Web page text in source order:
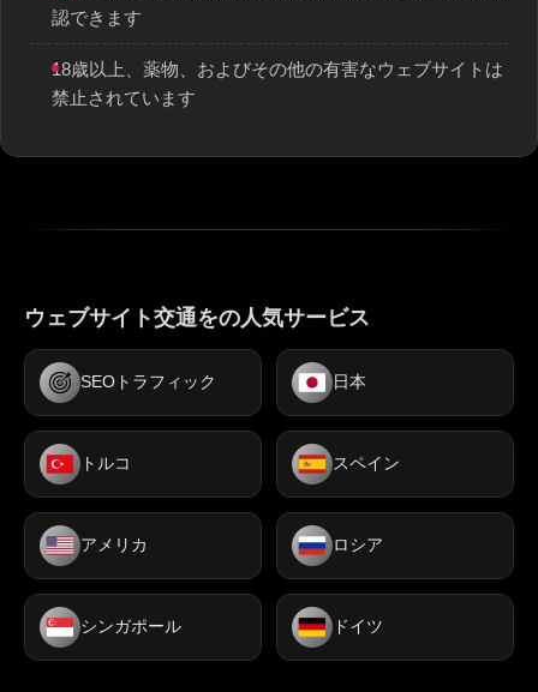
認できます
18歳以上、薬物、およびその他の有害なウェブサイトは
禁止されています
ウェブサイト交通をの人気サービス
SEOトラフィック 日本
トルコ スペイン
アメリカ ロシア
シンガポール ドイツ